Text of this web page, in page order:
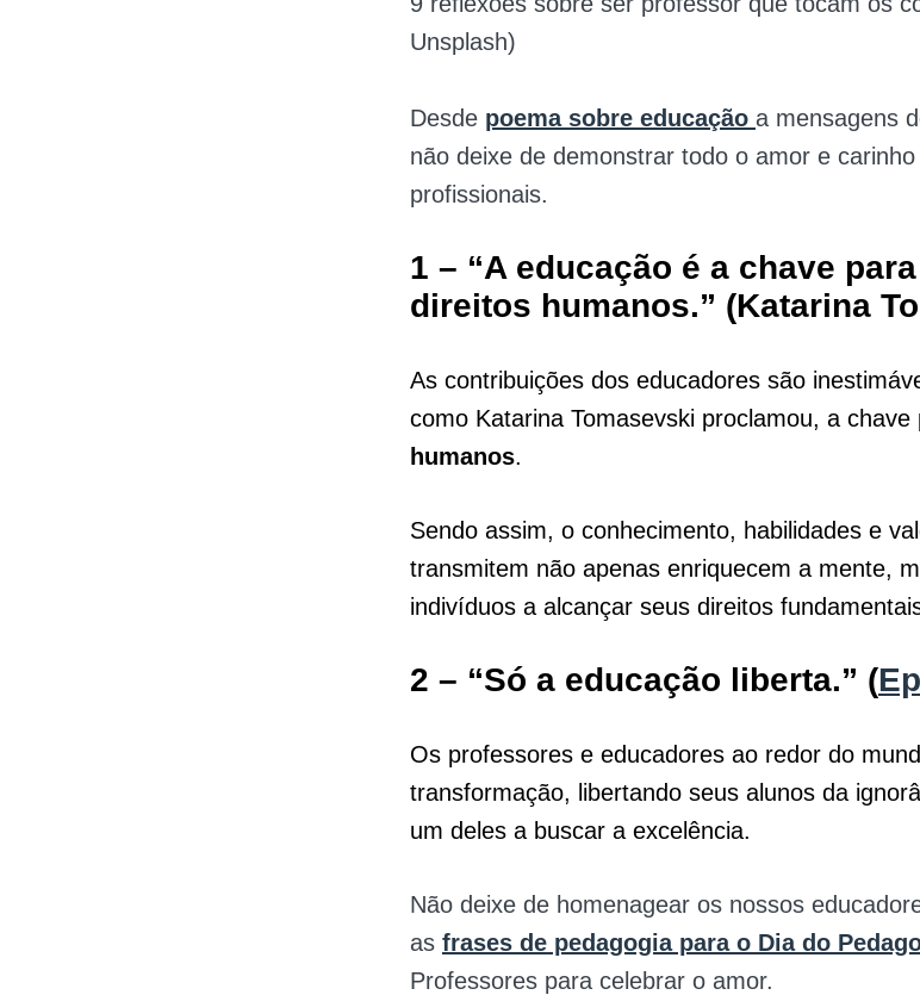
Unsplash)
Desde poema sobre educação a mensagens
não deixe de demonstrar todo o amor e
profissionais.
1 – “A educação é a chave
direitos humanos.” (Katarina
As contribuições dos educadores são
como Katarina Tomasevski proclamou, a
humanos.
Sendo assim, o conhecimento, habilidades e
transmitem não apenas enriquecem a mente,
indivíduos a alcançar seus direitos
2 – “Só a educação liberta.” (
Os professores e educadores ao redor do
transformação, libertando seus alunos da
um deles a buscar a excelência.
Não deixe de homenagear os nossos
as frases de pedagogia para o Dia do
Professores para celebrar o amor.